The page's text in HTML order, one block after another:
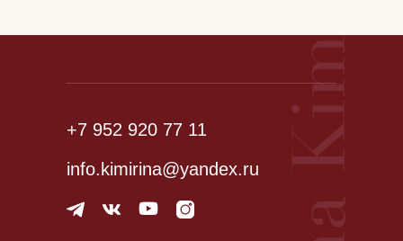
info.kimirina@yandex.ru
+7 952 920 77 11